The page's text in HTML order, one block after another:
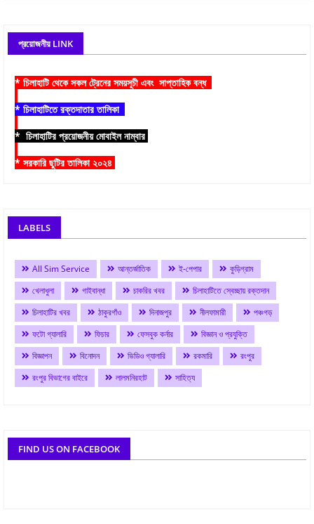
প্রয়োজনীয় LINK
* চিলাহাটি থেকে সকল ট্রেনের সময়সূচী এবং সাপ্তাহিক বন্ধ
* চিলাহাটিতে রক্তদাতার তালিকা
* চিলাহাটির প্রয়োজনীয় মোবাইল নাম্বার
* সরকারি ছুটির তালিকা ২০২৪
LABELS
All Sim Service আন্তর্জাতিক ই-পেপার
কুড়িগ্রাম
খেলাধুলা
গাইবান্ধা চাকরির খবর
চিলাহাটিতে স্বেচ্ছায় রক্তদান
চিলাহাটির খবর
ঠাকুরগাঁও দিনাজপুর নীলফামারী
পঞ্চগড়
ফটো গ্যালারি
ফিচার ফেসবুক কর্নার
বিজ্ঞান ও প্রযুক্তি
বিজ্ঞাপন
বিনোদন ভিডিও গ্যালারি রকমারি
রংপুর
রংপুর বিভাগের বাইরে
লালমনিরহাট সাহিত্য
FIND US ON FACEBOOK